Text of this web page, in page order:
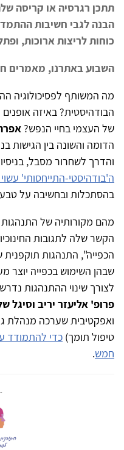
תתכן רגרסיה או קריסה
הבנה לגבי חשיבות
כוחות לריצות ארוכות,
השבוע באתרנו, מאמרים
מה המשותף לפסיכולוגיה
הבודהיסטית? באיזה
של העצמי בחיי הנפש?
הדומה והשונה בין הגישות
והדרך לשחרור מסבל,
ה'בודהיסטי-התייחסותי'
בהסתכלות ובחשיבה על טבע
מהם מקורותיה של התנהגות
הקשר שלה לתגובות
הכפייה", התנהגות
שבהן השימוש בכפייה יוצר
לצורך שינוי ההתנהגות
פרופ' אליעזר יריב וסיגל
ואפקטיבית שערכה מנהלת
טיפול תומך) כדי להתמודד
חמש.